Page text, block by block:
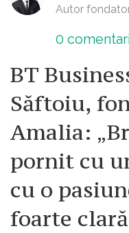
Autor
0
BT
Săftoiu,
Amalia:
pornit cu
cu o
foarte